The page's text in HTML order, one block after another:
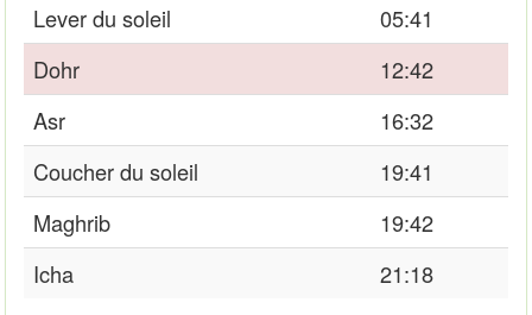
Lever du soleil
05:41
Dohr
12:42
Asr
16:32
Coucher du soleil
19:41
Maghrib
19:42
Icha
21:18